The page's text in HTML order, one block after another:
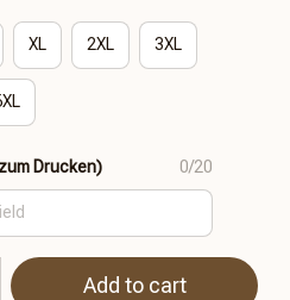
XL 2XL 3XL
Drucken) 0/20
Add to cart